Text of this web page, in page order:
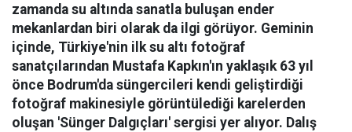
zamanda su altında sanatla buluşan ender
mekanlardan biri olarak da ilgi görüyor. Geminin
içinde, Türkiye'nin ilk su altı fotoğraf
sanatçılarından Mustafa Kapkın'ın yaklaşık 63 yıl
önce Bodrum'da süngercileri kendi geliştirdiği
fotoğraf makinesiyle görüntülediği karelerden
oluşan 'Sünger Dalgıçları' sergisi yer alıyor. Dalış